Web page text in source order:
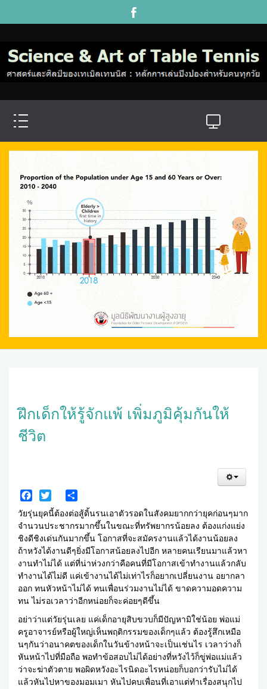
ฝึกเด็กให้รู้จักแพ้ เพิ่มภูมิคุ้มกันให้
ชีวิต
Facebook
Twitter Share
วัยรุ่นยุคนี้ต้องต่อสู้ดิ้นรนเอาตัวรอดในสังคมยากกว่ายุคก่อนๆมาก
จำนวนประชากรมากขึ้นในขณะที่ทรัพยากรน้อยลง ต้องแก่งแย่ง
ชิงดีชิงเด่นกันมากขึ้น โอกาสที่จะสมัครงานแล้วได้งานน้อยลง
ถ้าหวังได้งานดีๆยิ่งมีโอกาสน้อยลงไปอีก หลายคนเรียนมาแล้วหา
งานทำไม่ได้ แต่ที่น่าห่วงกว่าคือคนที่มีโอกาสเข้าทำงานแล้วกลับ
ทำงานได้ไม่ดี แค่เข้างานได้ไม่เท่าไรก็อยากเปลี่ยนงาน อยากลา
ออก ทนหัวหน้าไม่ได้ ทนเพื่อนร่วมงานไม่ได้ ขาดความอดความ
ทน ไม่รอเวลาว่าอีกหน่อยก็จะค่อยๆดีขึ้น
อย่าว่าแต่วัยรุ่นเลย แค่เด็กอายุสิบขวบก็มีปัญหามิใช่น้อย พ่อแม่
ครูอาจารย์หรือผู้ใหญ่เห็นพฤติกรรมของเด็กๆแล้ว ต้องรู้สึกเหมือ
นๆกันว่าอนาคตของเด็กในวันข้างหน้าจะเป็นเช่นไร เวลาว่างก็
หันหน้าไปที่มือถือ พอทำข้อสอบไม่ได้อย่างที่หวังไว้ก็ขู่พ่อแม่แล้ว
ว่าจะฆ่าตัวตาย พอผิดหวังอะไรนิดอะไรหน่อยก็บอกว่ารับไม่ได้
แล้วหันไปหาของมอมเมา หันไปคบเพื่อนที่เอาแต่ทำเรื่องสนุกไป